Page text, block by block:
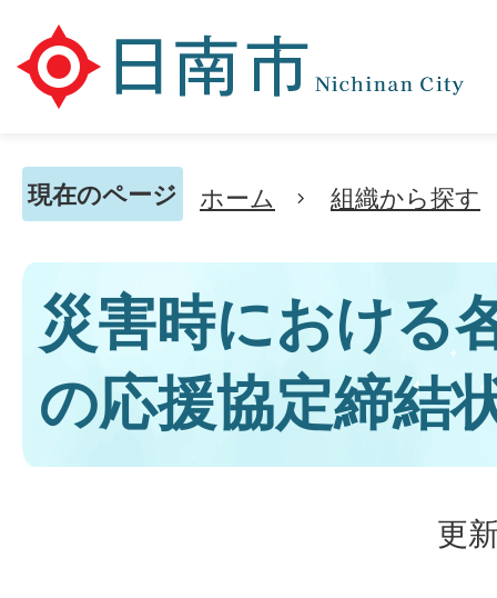
現在のページ ホーム 組織から探す
災害時における
の応援協定締結
更